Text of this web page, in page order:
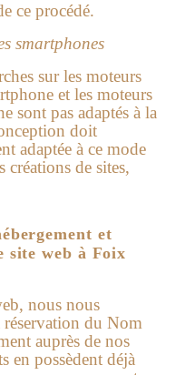
ce procédé.
smartphones
sur les moteurs
et les moteurs
sont pas adaptés à la
doit
adaptée à ce mode
de sites,
et
site web à Foix
nous nous
du Nom
auprès de nos
en possèdent déjà